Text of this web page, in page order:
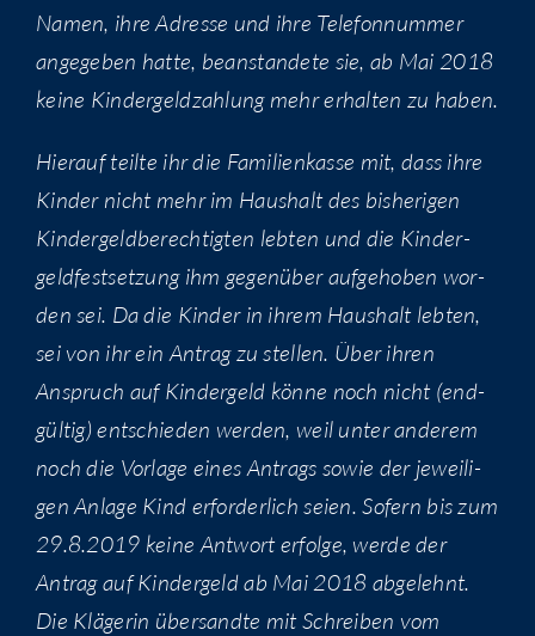
Namen, ihre Adres­se und ihre Tele­fon­num­mer
ange­ge­ben hat­te, bean­stan­de­te sie, ab Mai 2018
kei­ne Kin­der­geld­zah­lung mehr erhal­ten zu haben.
Hier­auf teil­te ihr die Fami­li­en­kas­se mit, dass ihre
Kin­der nicht mehr im Haus­halt des bis­he­ri­gen
Kin­der­geld­be­rech­tig­ten leb­ten und die Kin­der­
geld­fest­set­zung ihm gegen­über auf­ge­ho­ben wor­
den sei. Da die Kin­der in ihrem Haus­halt leb­ten,
sei von ihr ein Antrag zu stel­len. Über ihren
Anspruch auf Kin­der­geld kön­ne noch nicht (end­
gül­tig) ent­schie­den wer­den, weil unter ande­rem
noch die Vor­la­ge eines Antrags sowie der jewei­li­
gen Anla­ge Kind erfor­der­lich sei­en. Sofern bis zum
29.8.2019 kei­ne Ant­wort erfol­ge, wer­de der
Antrag auf Kin­der­geld ab Mai 2018 abge­lehnt.
Die Klä­ge­rin über­sand­te mit Schrei­ben vom